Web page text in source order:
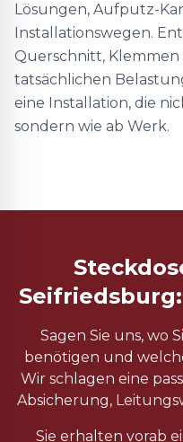
Lösungen, Aufputz-
Installationswegen.
Querschnitt,
tatsächlichen
eine Installation, die
sondern wie ab Werk.
Sagen Sie uns, wo
benötigen und
Wir schlagen eine
Absicherung,
Sie erhalten vorab